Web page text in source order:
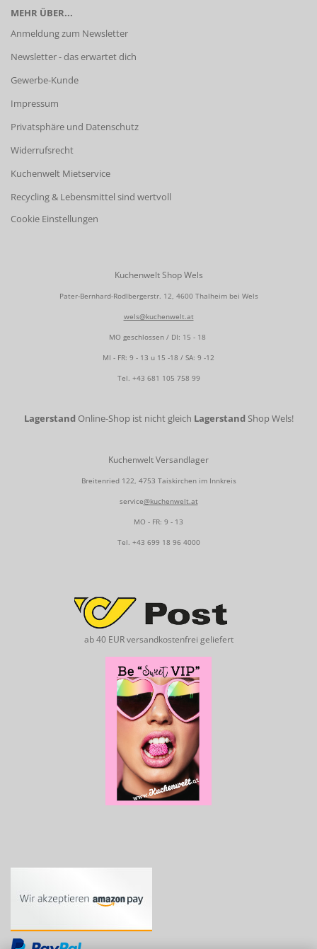
MEHR ÜBER...
Anmeldung zum Newsletter
Newsletter - das erwartet dich
Gewerbe-Kunde
Impressum
Privatsphäre und Datenschutz
Widerrufsrecht
Kuchenwelt Mietservice
Recycling & Lebensmittel sind wertvoll
Cookie Einstellungen
Kuchenwelt Shop Wels
Pater-Bernhard-Rodlbergerstr. 12, 4600 Thalheim bei Wels
wels@kuchenwelt.at
MO geschlossen / DI: 15 - 18
MI - FR: 9 - 13 u 15 -18 / SA: 9 -12
Tel. +43 681 105 758 99
Lagerstand Online-Shop ist nicht gleich Lagerstand Shop Wels!
Kuchenwelt Versandlager
Breitenried 122, 4753 Taiskirchen im Innkreis
service@kuchenwelt.at
MO - FR: 9 - 13
Tel. +43 699 18 96 4000
ab 40 EUR versandkostenfrei geliefert